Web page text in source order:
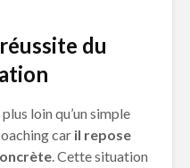
du
loin qu’un simple
car il repose
. Cette situation